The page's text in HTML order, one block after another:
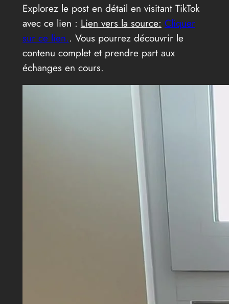
Explorez le post en détail en visitant TikTok
avec ce lien : Lien vers la source: Cliquer
sur ce lien.. Vous pourrez découvrir le
contenu complet et prendre part aux
échanges en cours.